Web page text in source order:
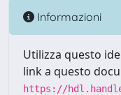
Informazioni
Utilizza questo
link a questo
https://